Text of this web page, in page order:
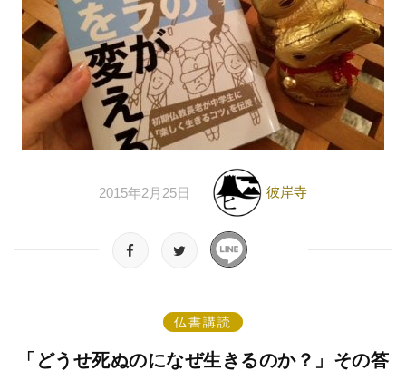
2015年2月25日 彼岸寺
仏書講読
「どうせ死ぬのになぜ生きるのか？」その答